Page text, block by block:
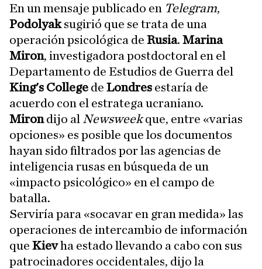
En un mensaje publicado en Telegram,
Podolyaksugirió que se trata de una
operación psicológica de Rusia. Marina
Miron, investigadora postdoctoral en el
Departamento de Estudios de Guerra del
King's College de Londres estaría de
acuerdo con el estratega ucraniano.
Mirondijo al Newsweekque, entre «varias
opciones» es posible que los documentos
hayan sido filtrados por las agencias de
inteligencia rusas en búsqueda de un
«impacto psicológico» en el campo de
batalla.
Serviría para «socavar en gran medida» las
operaciones de intercambio de información
que Kievha estado llevando a cabo con sus
patrocinadores occidentales, dijo la